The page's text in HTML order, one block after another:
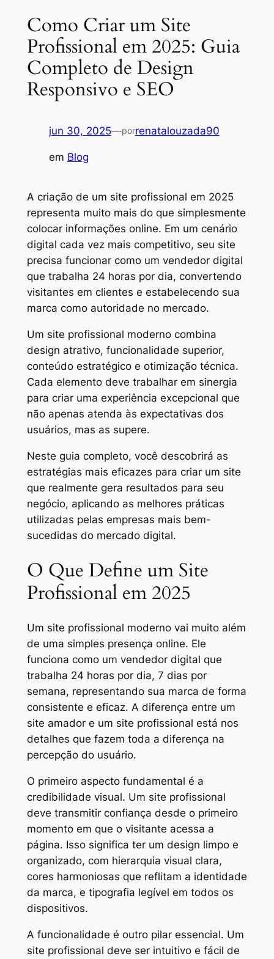
Como Criar um Site
Profissional em 2025: Guia
Completo de Design
Responsivo e SEO
jun 30, 2025—porrenatalouzada90
em Blog
A criação de um site profissional em 2025
representa muito mais do que simplesmente
colocar informações online. Em um cenário
digital cada vez mais competitivo, seu site
precisa funcionar como um vendedor digital
que trabalha 24 horas por dia, convertendo
visitantes em clientes e estabelecendo sua
marca como autoridade no mercado.
Um site profissional moderno combina
design atrativo, funcionalidade superior,
conteúdo estratégico e otimização técnica.
Cada elemento deve trabalhar em sinergia
para criar uma experiência excepcional que
não apenas atenda às expectativas dos
usuários, mas as supere.
Neste guia completo, você descobrirá as
estratégias mais eficazes para criar um site
que realmente gera resultados para seu
negócio, aplicando as melhores práticas
utilizadas pelas empresas mais bem-
sucedidas do mercado digital.
O Que Define um Site
Profissional em 2025
Um site profissional moderno vai muito além
de uma simples presença online. Ele
funciona como um vendedor digital que
trabalha 24 horas por dia, 7 dias por
semana, representando sua marca de forma
consistente e eficaz. A diferença entre um
site amador e um site profissional está nos
detalhes que fazem toda a diferença na
percepção do usuário.
O primeiro aspecto fundamental é a
credibilidade visual. Um site profissional
deve transmitir confiança desde o primeiro
momento em que o visitante acessa a
página. Isso significa ter um design limpo e
organizado, com hierarquia visual clara,
cores harmoniosas que reflitam a identidade
da marca, e tipografia legível em todos os
dispositivos.
A funcionalidade é outro pilar essencial. Um
site profissional deve ser intuitivo e fácil de